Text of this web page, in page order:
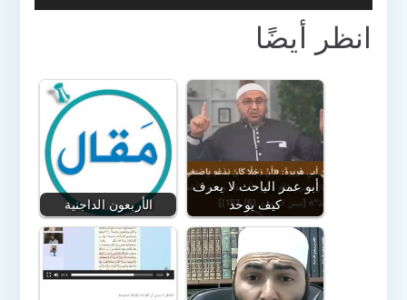
انظر أيضًا
الأربعون الداجنية
أبو عمر الباحث لا يعرف
كيف يوحد